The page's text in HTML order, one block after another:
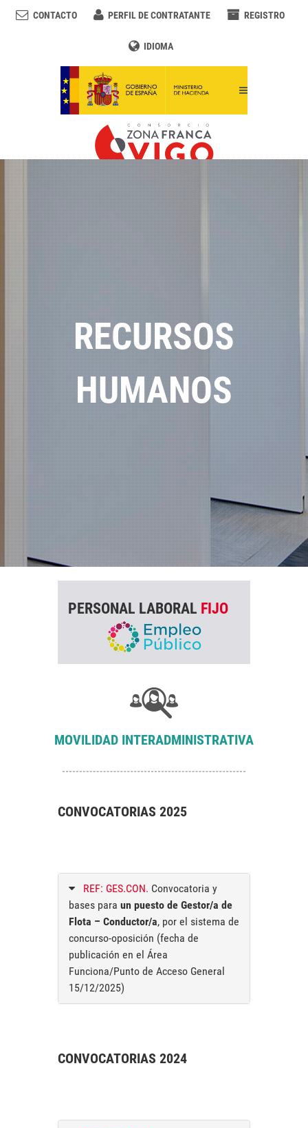
CONTACTO PERFIL DE CONTRATANTE REGISTRO
IDIOMA
RECURSOS
HUMANOS
PERSONAL LABORAL FIJO
MOVILIDAD INTERADMINISTRATIVA
CONVOCATORIAS 2025
REF: GES.CON. Convocatoria y
bases para un puesto de Gestor/a de
Flota – Conductor/a, por el sistema de
concurso-oposición (fecha de
publicación en el Área
Funciona/Punto de Acceso General
15/12/2025)
CONVOCATORIAS 2024